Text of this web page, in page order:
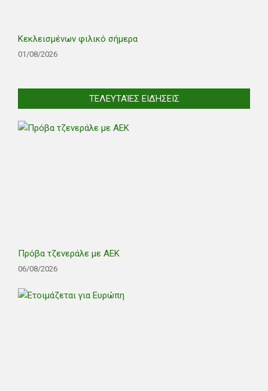
Κεκλεισμένων φιλικό σήμερα
01/08/2026
ΤΕΛΕΥΤΑΊΕΣ ΕΙΔΉΣΕΙΣ
Πρόβα τζενεράλε με ΑΕΚ
06/08/2026